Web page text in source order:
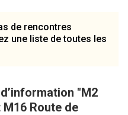
de rencontres
une liste de toutes les
"M2
Route de